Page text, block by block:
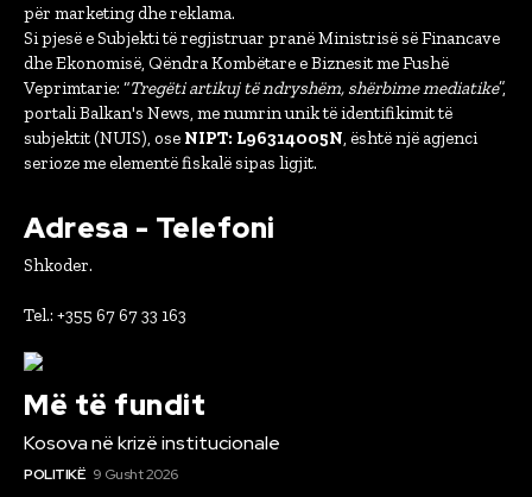
për marketing dhe reklama.
Si pjesë e Subjekti të regjistruar pranë Ministrisë së Financave
dhe Ekonomisë, Qëndra Kombëtare e Biznesit me Fushë
Veprimtarie: “Tregëti artikuj të ndryshëm, shërbime mediatike”,
portali Balkan's News, me numrin unik të identifikimit të
subjektit (NUIS), ose NIPT: L96314005N, është një agjenci
serioze me elementë fiskalë sipas ligjit.
Adresa - Telefoni
Shkoder.
Tel.: +355 67 67 33 163
Më të fundit
Kosova në krizë institucionale
POLITIKË 9 Gusht 2026